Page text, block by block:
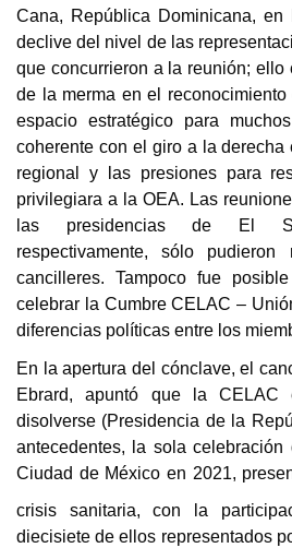
Cana, República Dominicana,
declive del nivel de las
que concurrieron a la reunión;
de la merma en el
espacio estratégico para
coherente con el giro a la
regional y las presiones para
privilegiara a la OEA. Las
las presidencias de El
respectivamente, sólo
cancilleres. Tampoco fue
celebrar la Cumbre CELAC –
diferencias políticas entre los
En la apertura del cónclave, el
Ebrard, apuntó que la
disolverse (Presidencia de la
antecedentes, la sola
Ciudad de México en 2021,
crisis sanitaria, con la
diecisiete de ellos representados